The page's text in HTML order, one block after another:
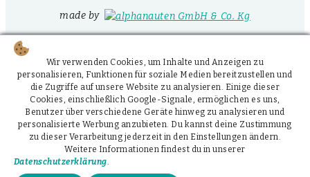
made by
Wir verwenden Cookies, um Inhalte und Anzeigen zu
personalisieren, Funktionen für soziale Medien bereitzustellen und
die Zugriffe auf unsere Website zu analysieren. Einige dieser
Cookies, einschließlich Google-Signale, ermöglichen es uns,
Benutzer über verschiedene Geräte hinweg zu analysieren und
personalisierte Werbung anzubieten. Du kannst deine Zustimmung
zu dieser Verarbeitung jederzeit in den Einstellungen ändern.
Weitere Informationen findest du in unserer
Datenschutzerklärung.